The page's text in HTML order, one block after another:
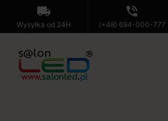
local_shipping
Wysyłka od 24H
phone_in_talk
(+48) 694-000-777